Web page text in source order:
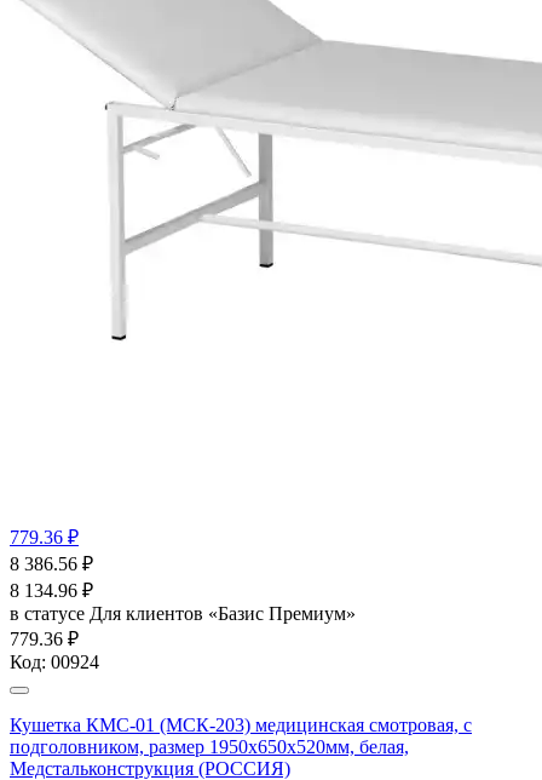
779.36 ₽
8 386.56 ₽
8 134.96 ₽
в статусе Для клиентов «Базис Премиум»
779.36 ₽
Код: 00924
Кушетка КМС-01 (МСК-203) медицинская смотровая, с
подголовником, размер 1950х650х520мм, белая,
Медстальконструкция (РОССИЯ)